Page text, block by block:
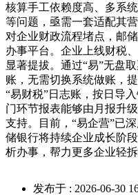
核算手工依赖度高、多系
等问题，亟需一套适配其
对企业财政流程堵点，邮
办事平台。企业上线财税
显著提拔。通过“易”无盘
账，无需切换系统做账，
“易财税”日志账，按日导
门环节报表能够由月报升
支持。目前，“易企营”已
储银行将持续企业成长阶
析办事，帮力更多企业轻
发布于 : 2026-06-30